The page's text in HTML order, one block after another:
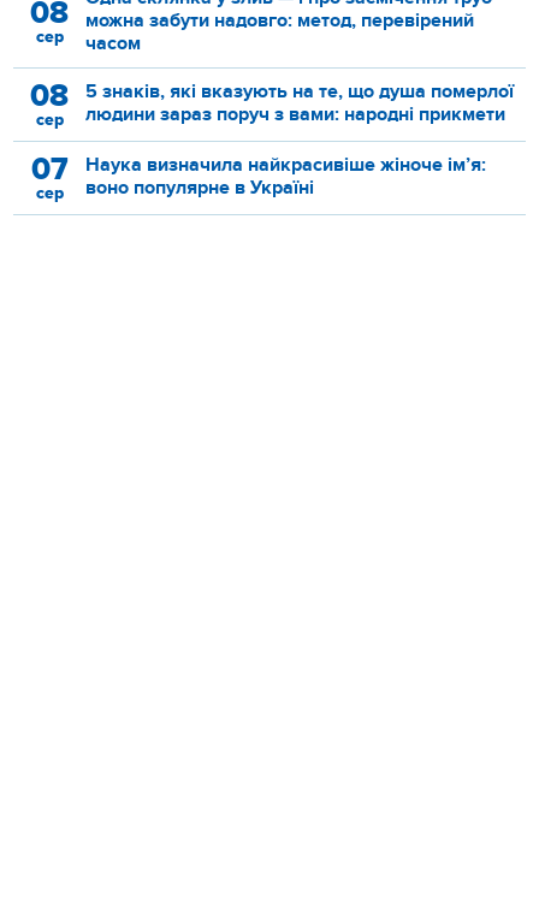
08
сер
можна забути надовго: метод, перевірений
часом
08
сер
5 знаків, які вказують на те, що душа померлої
людини зараз поруч з вами: народні прикмети
07
сер
Наука визначила найкрасивіше жіноче ім’я:
воно популярне в Україні